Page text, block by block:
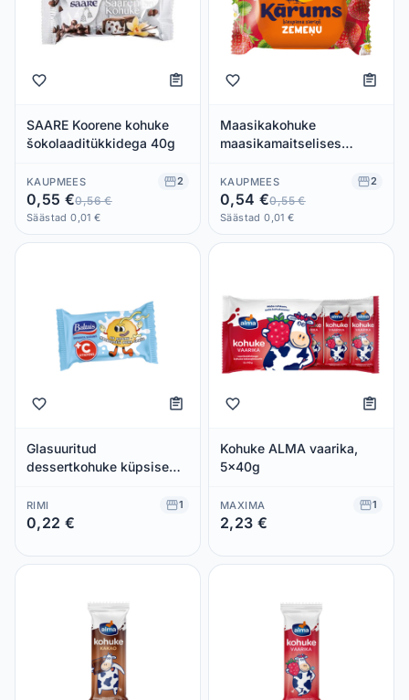
SAARE Koorene kohuke
šokolaaditükkidega 40g
KAUPMEES 2
0,55 €0,56 €
Säästad 0,01 €
Maasikakohuke
maasikamaitselises
KAUPMEES 2
0,54 €0,55 €
Säästad 0,01 €
Glasuuritud
dessertkohuke küpsise
Baltais 38g
RIMI 1
0,22 €
Kohuke ALMA vaarika,
5x40g
MAXIMA 1
2,23 €